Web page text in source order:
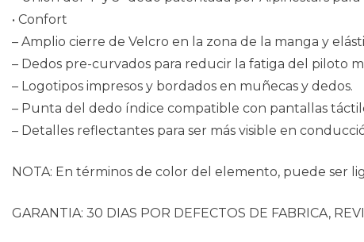
• Confort
– Amplio cierre de Velcro en la zona de la manga y
– Dedos pre-curvados para reducir la fatiga del piloto
– Logotipos impresos y bordados en muñecas y dedos.
– Punta del dedo índice compatible con pantallas
– Detalles reflectantes para ser más visible en
NOTA: En términos de color del elemento, puede ser
GARANTIA: 30 DIAS POR DEFECTOS DE FABRICA,